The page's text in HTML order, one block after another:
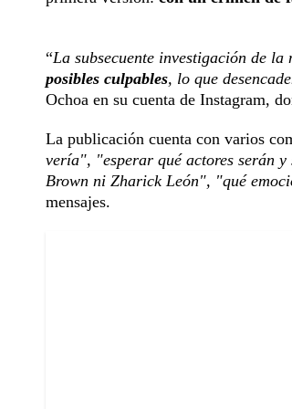
“La subsecuente investigación de la
posibles culpables, lo que
Ochoa en su cuenta de Instagram,
La publicación cuenta con varios
vería", "esperar qué actores serán
Brown ni Zharick León", "qué
mensajes.